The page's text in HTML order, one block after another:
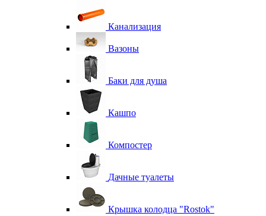
Канализация
Вазоны
Баки для душа
Кашпо
Компостер
Дачные туалеты
Крышка колодца "Rostok"